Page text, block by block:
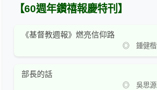
【60週年鑽禧報慶特刊】
《基督教週報》燃亮信仰路
◎ 鍾健楷
部長的話
◎ 吳思源